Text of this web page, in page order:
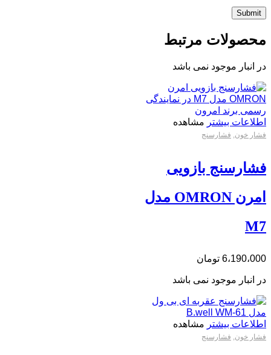
محصولات مرتبط
در انبار موجود نمی باشد
اطلاعات بیشتر مشاهده
فشار خون فشارسنج
فشارسنج بازویی
امرن OMRON مدل
M7
6،190،000 تومان
در انبار موجود نمی باشد
اطلاعات بیشتر مشاهده
فشار خون, فشارسنج